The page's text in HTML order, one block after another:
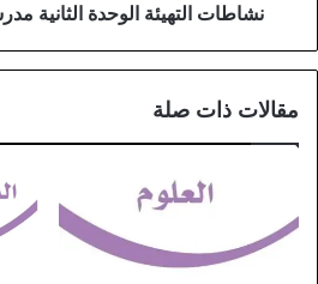
نشاطات التهيئة الوحدة الثانية
مقالات ذات صلة